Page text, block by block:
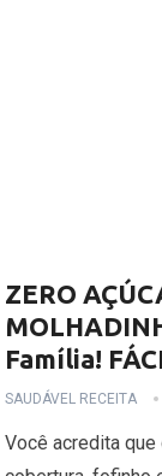
ZERO
Família!
SAUDÁVEL RECEITA
Você acredita